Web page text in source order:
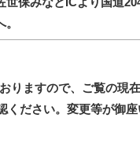
ますので、ご覧の現
ください。変更等が御